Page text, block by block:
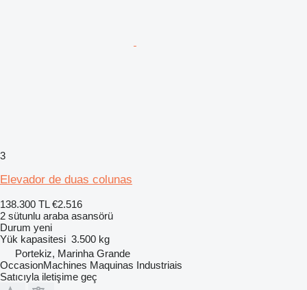
3
Elevador de duas colunas
138.300 TL €2.516
2 sütunlu araba asansörü
Durum yeni
Yük kapasitesi 3.500 kg
Portekiz, Marinha Grande
OccasionMachines Maquinas Industriais
Satıcıyla iletişime geç